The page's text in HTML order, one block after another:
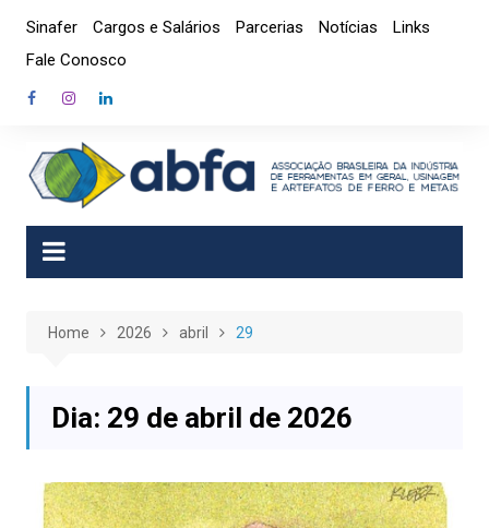
content
Sinafer Cargos e Salários Parcerias Notícias
Links
Fale Conosco
Home 2026 abril 29
Dia: 29 de abril de 2026